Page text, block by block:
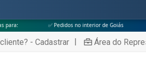
Pedidos no interior de Goiás ✅ Pedidos
- Cadastrar | Área do